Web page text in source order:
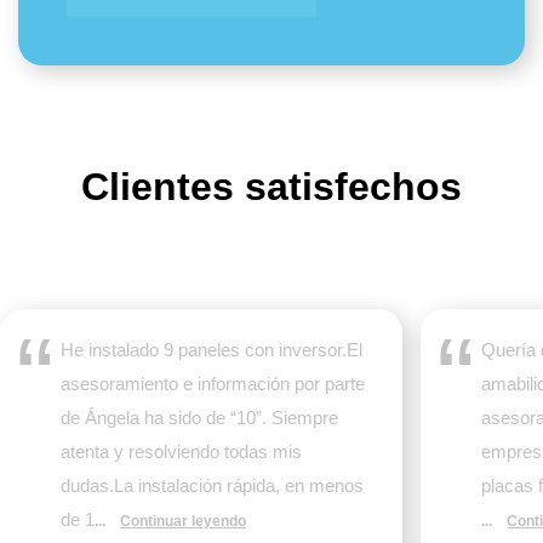
Clientes satisfechos
He instalado 9 paneles con inversor.El
asesoramiento e información por parte
de Ángela ha sido de “10”. Siempre
atenta y resolviendo todas mis
dudas.La instalación rápida, en menos
de 1 ... Continuar leyendo
Quería
placas
...